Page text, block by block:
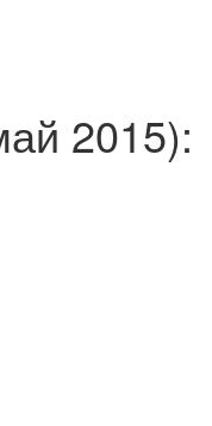
2015):